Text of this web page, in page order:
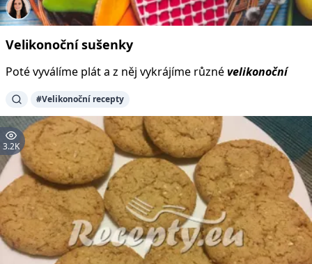
Velikonoční sušenky
Poté vyválíme plát a z něj vykrájíme různévelikonoční
#Velikonoční recepty
3.2K